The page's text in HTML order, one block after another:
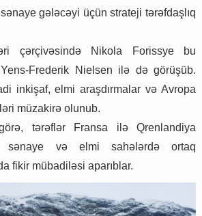
gələcəyi üçün strateji tərəfdaşlıq
çərçivəsində Nikola Forissye bu
Frederik Nielsen ilə də görüşüb.
inkişaf, elmi araşdırmalar və Avropa
müzakirə olunub.
tərəflər Fransa ilə Qrenlandiya
sənaye və elmi sahələrdə ortaq
fikir mübadiləsi aparıblar.